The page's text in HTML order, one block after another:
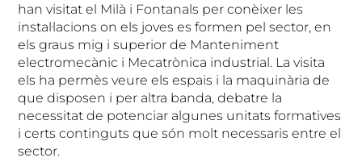
han visitat el Milà i Fontanals per conèixer les
instal·lacions on els joves es formen pel sector, en
els graus mig i superior de Manteniment
electromecànic i Mecatrònica industrial. La visita
els ha permès veure els espais i la maquinària de
que disposen i per altra banda, debatre la
necessitat de potenciar algunes unitats formatives
i certs continguts que són molt necessaris entre el
sector.